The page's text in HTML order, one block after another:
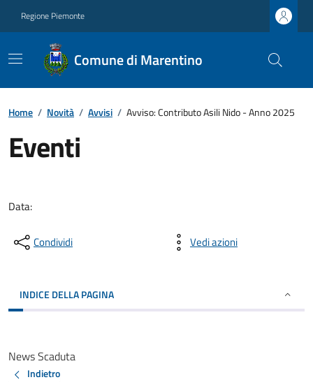
Regione Piemonte
Comune di Marentino
Home / Novità / Avvisi / Avviso: Contributo Asili Nido - Anno 2025
Eventi
Data:
Condividi Vedi azioni
INDICE DELLA PAGINA
News Scaduta
Indietro